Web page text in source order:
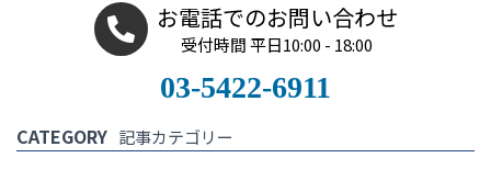
お電話でのお問い合わせ
受付時間 平日10:00 - 18:00
03-5422-6911
CATEGORY 記事カテゴリー